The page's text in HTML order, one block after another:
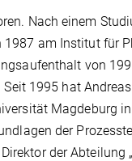
Nach einem
am Institut für
von
1995 hat
Magdeburg
der
der Abteilung